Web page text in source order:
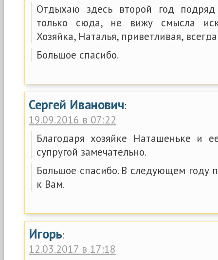
Отдыхаю здесь второй год
только сюда, не вижу смысла
Хозяйка, Наталья, приветливая,
Большое спасибо.
Сергей Иванович:
19.09.2016 в 07:22
Благодаря хозяйке Наташеньке и
супругой замечательно.
Большое спасибо. В следующем году
к Вам.
Игорь:
12.03.2017 в 17:18